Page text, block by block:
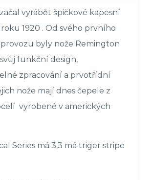
vyrábět špičkové kapesní
1920 . Od svého prvního
byly nože Remington
funkční design,
zpracování a prvotřídní
nože mají dnes čepele z
vyrobené v amerických
Series má 3,3 má triger stripe